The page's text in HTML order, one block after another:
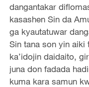
dangantakar
kasashen Sin da
ga kyautatuwar
Sin tana son yin aiki
ka’idojin daidaito,
juna don fadada
kuma kara samun